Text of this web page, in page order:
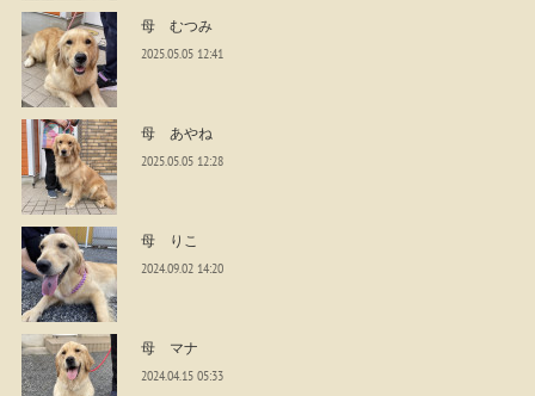
母 むつみ
2025.05.05 12:41
母 あやね
2025.05.05 12:28
母 りこ
2024.09.02 14:20
母 マナ
2024.04.15 05:33